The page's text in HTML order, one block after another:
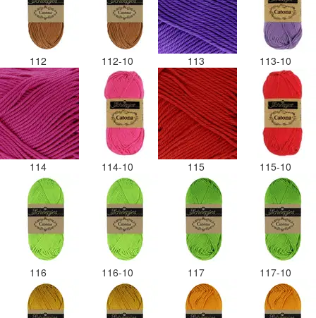
112 112-10 113 113-10
114 114-10 115 115-10
116 116-10 117 117-10